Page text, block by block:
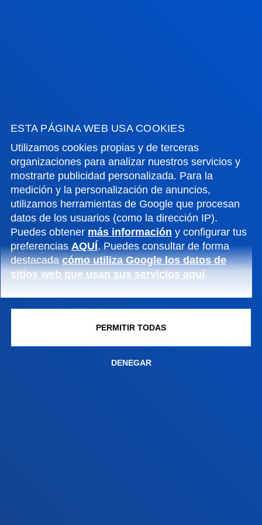
ESTA PÁGINA WEB USA COOKIES
Utilizamos cookies propias y de terceras
organizaciones para analizar nuestros servicios y
mostrarte publicidad personalizada. Para la
medición y la personalización de anuncios,
utilizamos herramientas de Google que procesan
datos de los usuarios (como la dirección IP).
Puedes obtener más información y configurar tus
preferenciasAQUÍ. Puedes consultar de forma
destacadacómo utiliza Google los datos de
sitios web que usan sus servicios aquí.
PERMITIR TODAS
DENEGAR
Contacto
Campus San Sebastián
Conoce el campus
+34 943 326 600
Contacto
Sede Vitoria
Conoce la sede
+34 945 010 114